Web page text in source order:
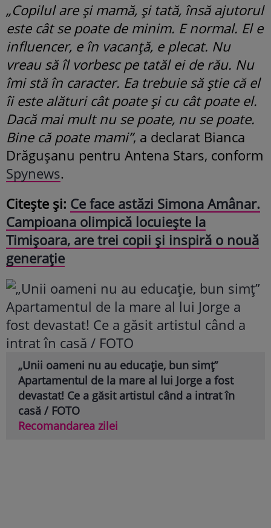
„Copilul are și mamă, și tată, însă ajutorul
este cât se poate de minim. E normal. El e
influencer, e în vacanță, e plecat. Nu
vreau să îl vorbesc pe tatăl ei de rău. Nu
îmi stă în caracter. Ea trebuie să știe că el
îi este alături cât poate și cu cât poate el.
Dacă mai mult nu se poate, nu se poate.
Bine că poate mami”, a declarat Bianca
Drăgușanu pentru Antena Stars, conform
Spynews.
Citește și: Ce face astăzi Simona Amânar.
Campioana olimpică locuiește la
Timișoara, are trei copii și inspiră o nouă
generație
„Unii oameni nu au educație, bun simț”
Apartamentul de la mare al lui Jorge a fost
devastat! Ce a găsit artistul când a intrat în
casă / FOTO
Recomandarea zilei